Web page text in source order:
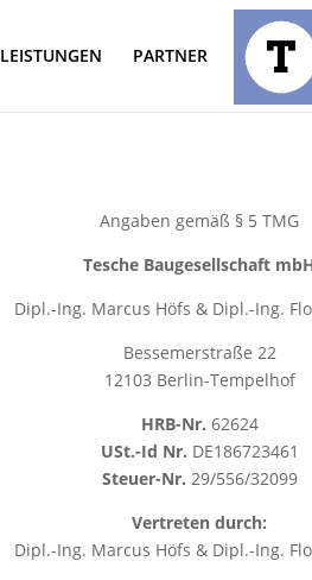
LEISTUNGEN PARTNER
Angaben gemäß § 5 TMG
Tesche Baugesellschaft
Dipl.-Ing. Marcus Höfs & Dipl.-Ing.
Bessemerstraße 22
12103 Berlin-Tempelhof
HRB-Nr. 62624
USt.-Id Nr. DE186723461
Steuer-Nr. 29/556/32099
Vertreten durch:
Dipl.-Ing. Marcus Höfs & Dipl.-Ing.